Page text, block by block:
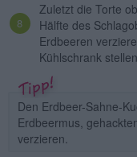
Zuletzt die Torte
Hälfte des
Erdbeeren
Kühlschrank
Den Erdbeer-Sahne-
Erdbeermus,
verzieren.